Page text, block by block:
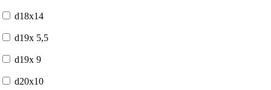
d18x14
d19x 5,5
d19x 9
d20x10